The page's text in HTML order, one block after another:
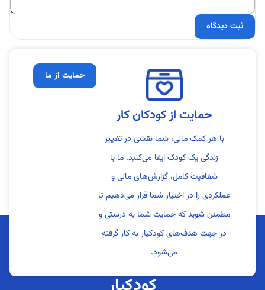
حمایت از کودکان کار
با هر کمک مالی، شما نقشی در تغییر
زندگی یک کودک ایفا می‌کنید. ما با
شفافیت کامل، گزارش‌های مالی و
عملکردی را در اختیار شما قرار می‌دهیم تا
مطمئن شوید که حمایت شما به درستی و
در جهت هدف‌های کودکیار به کار گرفته
می‌شود.
حمایت از ما